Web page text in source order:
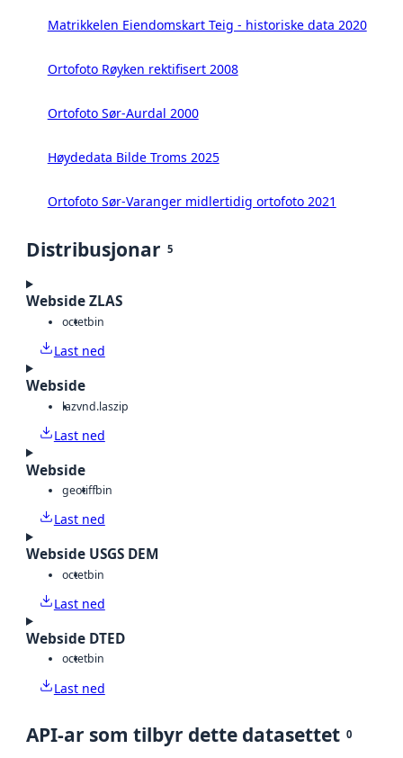
Matrikkelen Eiendomskart Teig - historiske data 2020
Ortofoto Røyken rektifisert 2008
Ortofoto Sør-Aurdal 2000
Høydedata Bilde Troms 2025
Ortofoto Sør-Varanger midlertidig ortofoto 2021
Distribusjonar 5
Webside ZLAS
octetbin
Last ned
Webside
lazvnd.laszip
Last ned
Webside
geotiffbin
Last ned
Webside USGS DEM
octetbin
Last ned
Webside DTED
octetbin
Last ned
API-ar som tilbyr dette datasettet 0